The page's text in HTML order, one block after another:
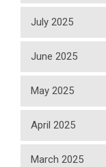
July 2025
June 2025
May 2025
April 2025
March 2025